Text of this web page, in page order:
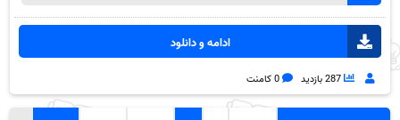
ادامه و دانلود
287 بازدید 0 کامنت